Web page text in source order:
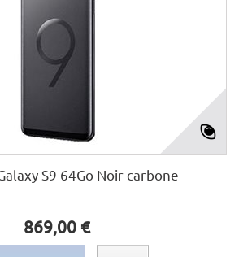
S9 64Go Noir carbone
869,00 €